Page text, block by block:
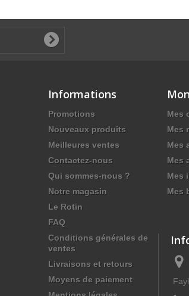
Informations
Promotions
Nouveaux produits
Meilleures ventes
Contactez-nous
Qui sommes-nous ?
Notre magasin
Le Rotin
FAQ
Conditions générales de
ventes
Livraisons et retours
Moyens de paiement
Mes
Mes
Mes
Mes
Mes
Mes